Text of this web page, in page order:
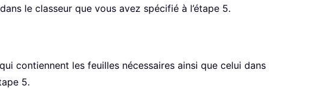
le classeur que vous avez spécifié à l’étape 5.
contiennent les feuilles nécessaires ainsi que celui dans
5.